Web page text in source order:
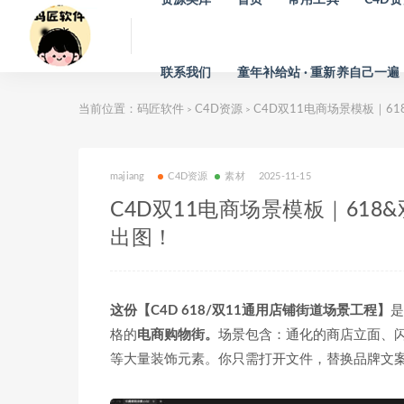
联系我们 童年补给站 · 重新养自己一遍
当前位置： 码匠软件 > C4D资源 > C4D双11电商场景模板｜
majiang C4D资源 素材 2025-11-15
C4D双11电商场景模板｜
出图！
这份【C4D 618/双11通用店铺街道场景工程】
格的电商购物街。 场景包含：通化的商店立面、
等大量装饰元素。你只需打开文件，替换品牌文